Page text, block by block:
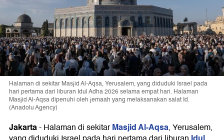
Halaman di sekitar Masjid Al-Aqsa, Yerusalem, yang diduduki Israel pada
hari pertama dari liburan Idul Adha 2026 selama empat hari. Halaman
Masjid Al-Aqsa dipenuhi oleh jemaah yang melaksanakan salat Id.
(Anadolu Agency)
Jakarta-Halaman di sekitarMasjid Al-Aqsa, Yerusalem,